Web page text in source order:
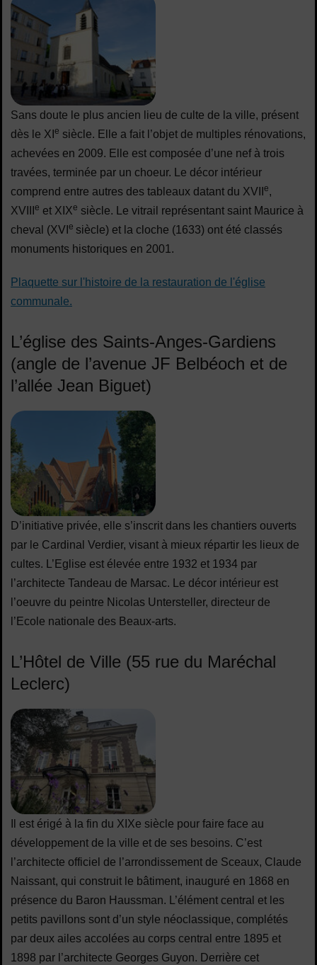
Sans doute le plus ancien lieu de culte de la ville, présent
dès le XI e siècle. Elle a fait l’objet de multiples rénovations,
achevées en 2009. Elle est composée d’une nef à trois
travées, terminée par un choeur. Le décor intérieur
comprend entre autres des tableaux datant du XVII e,
XVIII
e et XIXe siècle. Le vitrail représentant saint Maurice à
cheval (XVI e siècle) et la cloche (1633) ont été classés
monuments historiques en 2001.
Plaquette sur l'histoire de la restauration de l'église
communale.
L’église des Saints-Anges-Gardiens
(angle de l’avenue JF Belbéoch et de
l’allée Jean Biguet)
D’initiative privée, elle s’inscrit dans les chantiers ouverts
par le Cardinal Verdier, visant à mieux répartir les lieux de
cultes. L’Eglise est élevée entre 1932 et 1934 par
l’architecte Tandeau de Marsac. Le décor intérieur est
l’oeuvre du peintre Nicolas Untersteller, directeur de
l’Ecole nationale des Beaux-arts.
L’Hôtel de Ville (55 rue du Maréchal
Leclerc)
Il est érigé à la fin du XIXe siècle pour faire face au
développement de la ville et de ses besoins. C’est
l’architecte officiel de l’arrondissement de Sceaux, Claude
Naissant, qui construit le bâtiment, inauguré en 1868 en
présence du Baron Haussman. L’élément central et les
petits pavillons sont d’un style néoclassique, complétés
par deux ailes accolées au corps central entre 1895 et
1898 par l’architecte Georges Guyon. Derrière cet